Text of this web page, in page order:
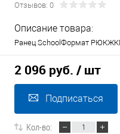
Отзывов: 0
Описание товара:
Ранец SchoolФормат
2 096 руб. / шт
Подписаться
Кол-во: